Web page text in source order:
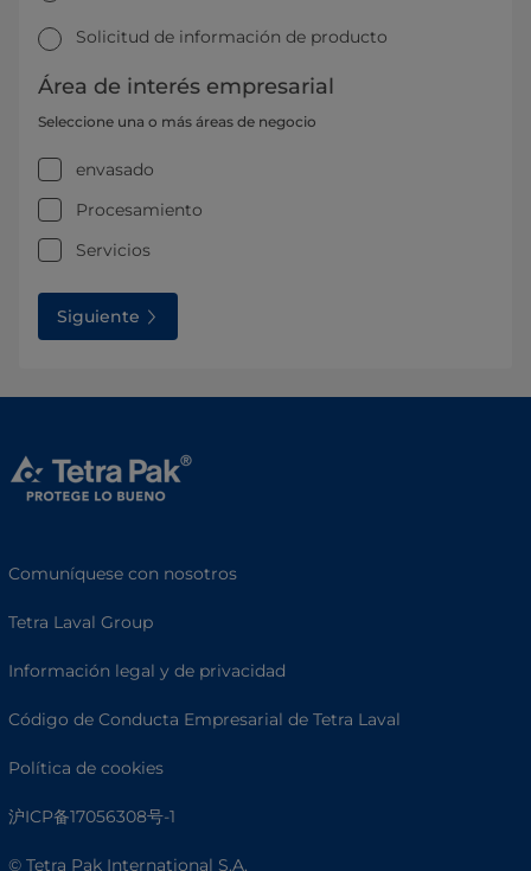
Solicitud de información de producto
Área de interés empresarial
Seleccione una o más áreas de negocio
envasado
Procesamiento
Servicios
Siguiente
Comuníquese con nosotros
Tetra Laval Group
Información legal y de privacidad
Código de Conducta Empresarial de Tetra Laval
Política de cookies
沪ICP备17056308号-1
© Tetra Pak International S.A.